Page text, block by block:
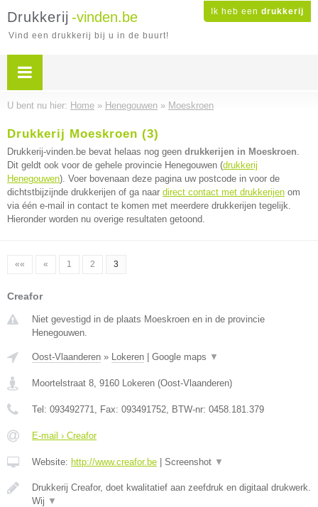
Ik heb een drukkerij
Drukkerij -vinden.be
Vind een drukkerij bij u in de buurt!
U bent nu hier: Home » Henegouwen » Moeskroen
Drukkerij Moeskroen (3)
Drukkerij-vinden.be bevat helaas nog geen drukkerijen in Moeskroen.
Dit geldt ook voor de gehele provincie Henegouwen (drukkerij
Henegouwen). Voer bovenaan deze pagina uw postcode in voor de
dichtstbijzijnde drukkerijen of ga naar direct contact met drukkerijen om
via één e-mail in contact te komen met meerdere drukkerijen tegelijk.
Hieronder worden nu overige resultaten getoond.
«« « 1 2 3
Creafor
Niet gevestigd in de plaats Moeskroen en in de provincie
Henegouwen.
Oost-Vlaanderen » Lokeren Google maps ▼
Moortelstraat 8, 9160 Lokeren (Oost-Vlaanderen)
Tel: 093492771, Fax: 093491752, BTW-nr: 0458.181.379
E-mail › Creafor
Website: http://www.creafor.be Screenshot ▼
Drukkerij Creafor, doet kwalitatief aan zeefdruk en digitaal drukwerk.
Wij ▼